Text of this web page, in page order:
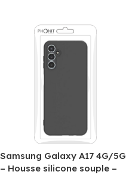
Samsung Galaxy A17 4G/5G
– Housse silicone souple –